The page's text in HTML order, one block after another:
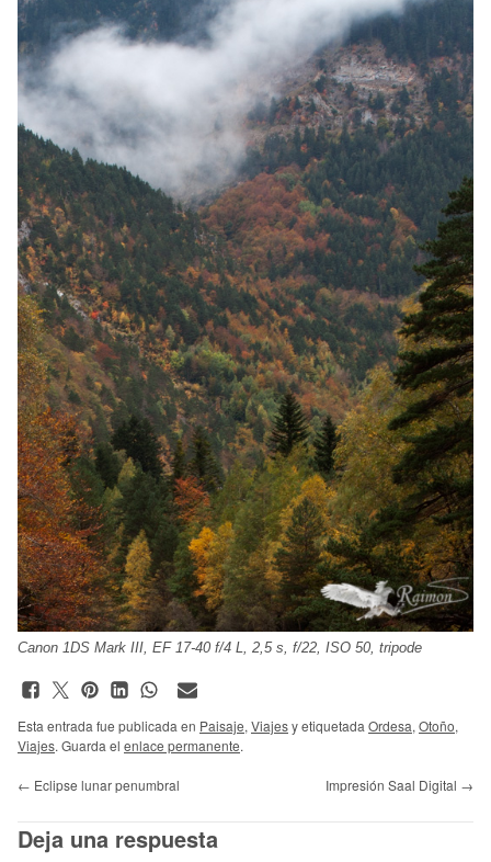
Canon 1DS Mark III, EF 17-40 f/4 L, 2,5 s, f/22, ISO 50, tripode
Esta entrada fue publicada en Paisaje, Viajesy etiquetada Ordesa, Otoño,
Viajes. Guarda el enlace permanente.
← Eclipse lunar penumbral Impresión Saal Digital →
Deja una respuesta